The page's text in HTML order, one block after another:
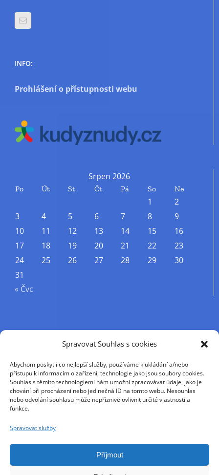
Spravovat Souhlas s cookies
Abychom poskytli co nejlepší služby, používáme k ukládání a/nebo
přístupu k informacím o zařízení, technologie jako jsou soubory cookies.
Souhlas s těmito technologiemi nám umožní zpracovávat údaje, jako je
chování při procházení nebo jedinečná ID na tomto webu. Nesouhlas
nebo odvolání souhlasu může nepříznivě ovlivnit určité vlastnosti a
funkce.
Spravovat služby
Příjmout
INFO:
Prohlášení o přístupnosti webu
Srpen 2026
Po Út St Čt Pá So Ne
1
2
3
4 5 6 7 8
9
10
11 12 13 14 15
16
17
18 19 20 21 22
23
24
25 26 27 28 29
30
31
« Čvc
Příjmení
Křestní jméno
E-mail
Pokračováním přijímáte zásady ochrany osobních